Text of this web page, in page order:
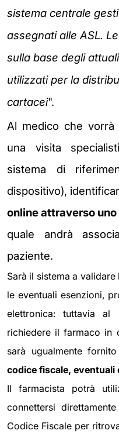
sistema centrale
assegnati alle ASL.
sulla base degli
utilizzati per la
cartacei".
Al medico che
una visita
sistema di
dispositivo),
online attraverso uno
quale andrà
paziente.
Sarà il sistema a
le eventuali esenzioni,
elettronica: tuttavia al
richiedere il farmaco in
sarà ugualmente
codice fiscale,
Il farmacista potrà
connettersi
Codice Fiscale per